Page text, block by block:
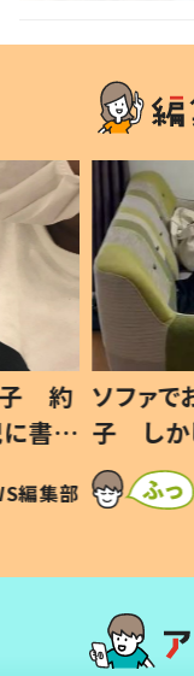
歳息
？」
編集部
小1から
ッド」
作り続け
#令和の子
SNSで話題